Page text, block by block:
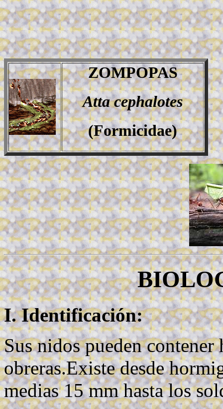
ZOMPOPAS
Atta cephalotes
(Formicidae)
I. Identificación:
Sus nidos pueden
obreras.Existe desde
medias 15 mm hasta los